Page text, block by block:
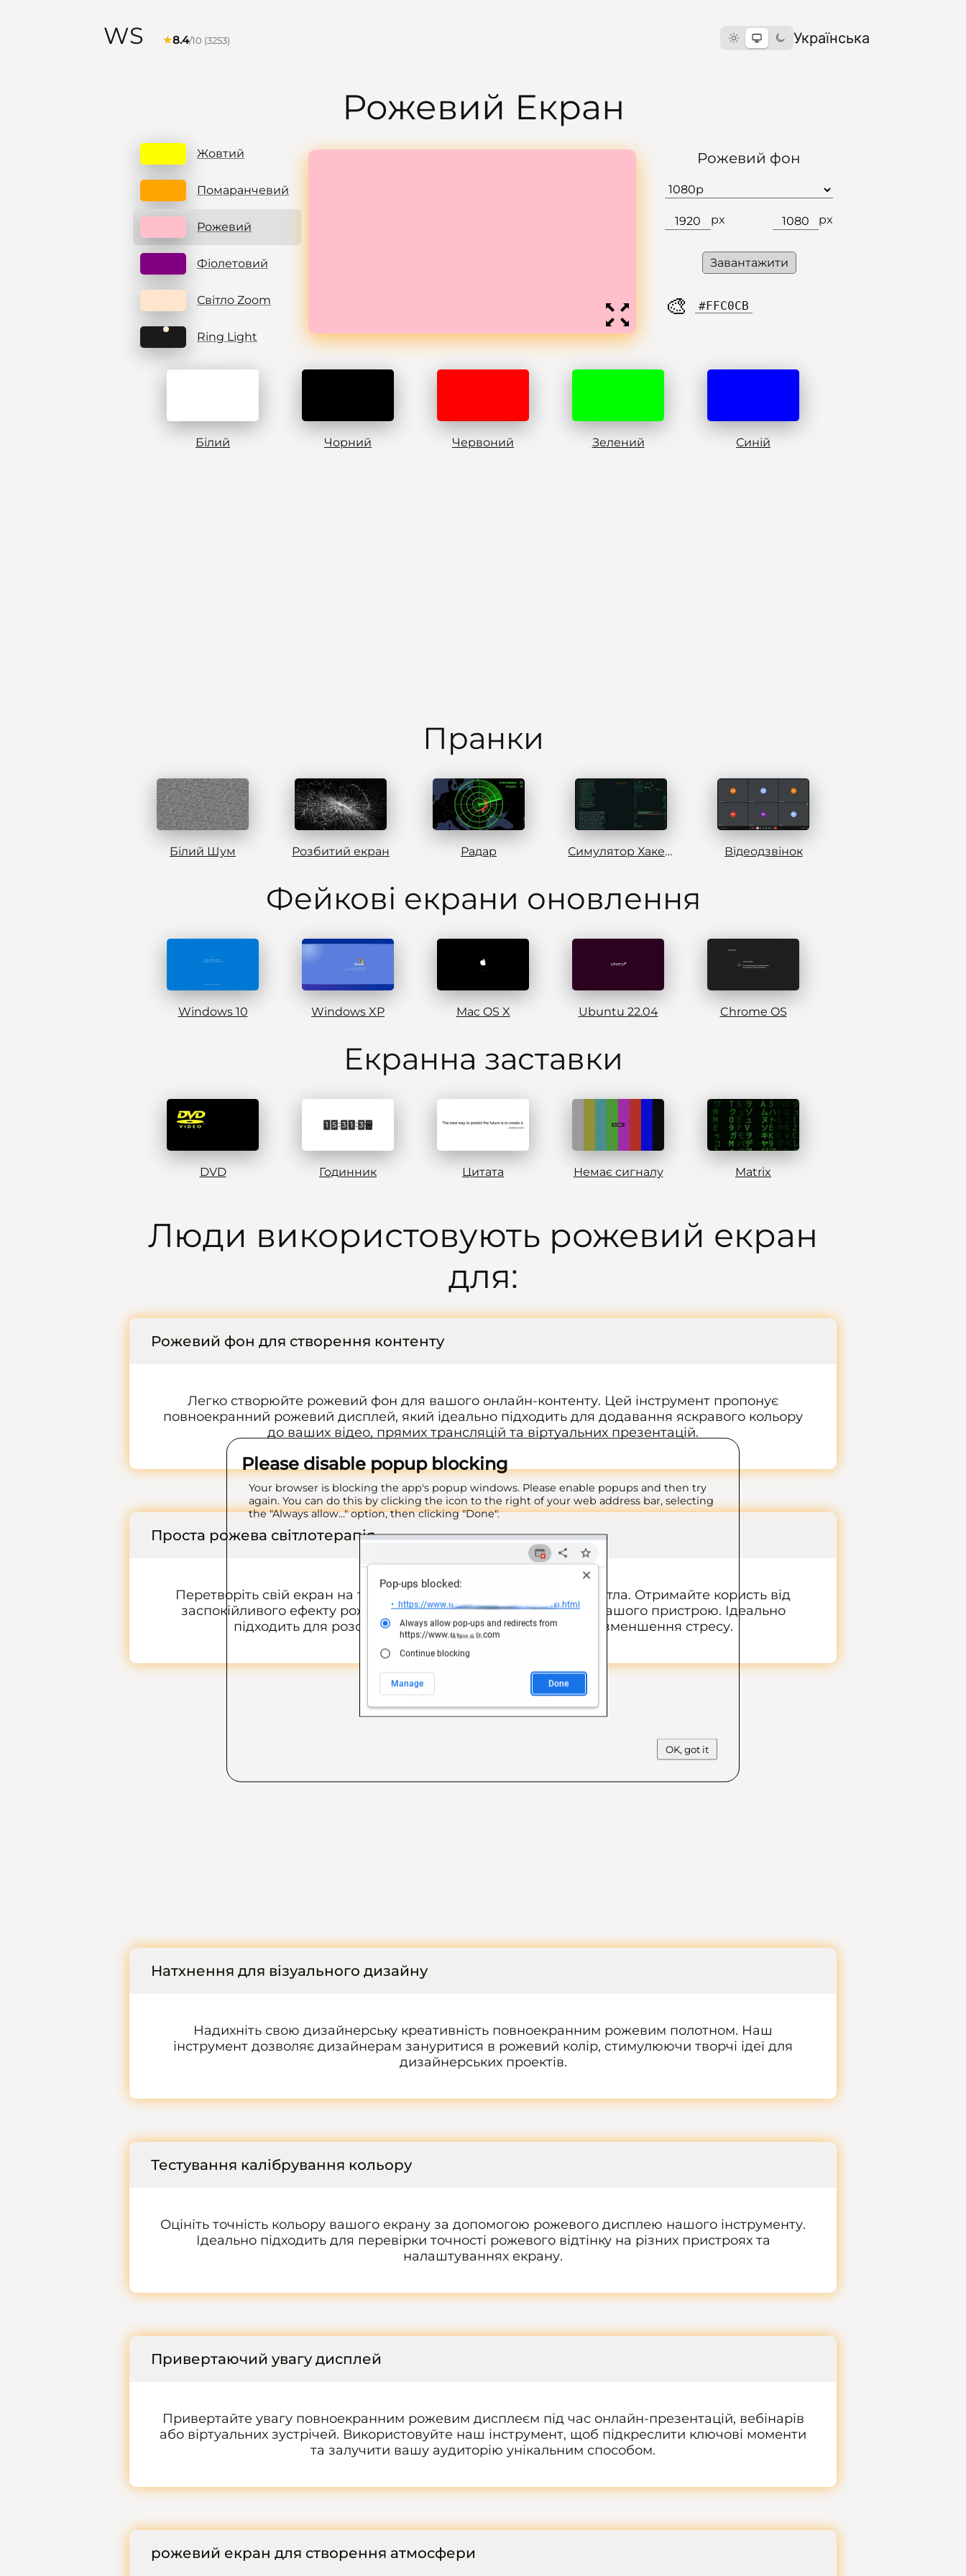
WS ★8.4/10 (3253) Українська
Рожевий Екран
Жовтий
Помаранчевий
Рожевий
Фіолетовий
Світло Zoom
Ring Light
Рожевий фон
px px
Завантажити
🎨
Білий Чорний Червоний Зелений Синій
Пранки
Білий Шум Розбитий екран Радар Симулятор Хакера Відеодзвінок
Фейкові екрани оновлення
Windows 10 Windows XP Mac OS X Ubuntu 22.04 Chrome OS
Eкранна заставки
DVD Годинник Цитата Немає сигналу Matrix
Люди використовують рожевий екран
для:
Рожевий фон для створення контенту
Легко створюйте рожевий фон для вашого онлайн-контенту. Цей інструмент пропонує
повноекранний рожевий дисплей, який ідеально підходить для додавання яскравого кольору
до ваших відео, прямих трансляцій та віртуальних презентацій.
Проста рожева світлотерапія
Перетворіть свій екран на терапевтичне джерело рожевого світла. Отримайте користь від
заспокійливого ефекту рожевої світлотерапії прямо з екрану вашого пристрою. Ідеально
підходить для розслаблення, покращення настрою та зменшення стресу.
Натхнення для візуального дизайну
Надихніть свою дизайнерську креативність повноекранним рожевим полотном. Наш
інструмент дозволяє дизайнерам зануритися в рожевий колір, стимулюючи творчі ідеї для
дизайнерських проектів.
Тестування калібрування кольору
Оцініть точність кольору вашого екрану за допомогою рожевого дисплею нашого інструменту.
Ідеально підходить для перевірки точності рожевого відтінку на різних пристроях та
налаштуваннях екрану.
Привертаючий увагу дисплей
Привертайте увагу повноекранним рожевим дисплеєм під час онлайн-презентацій, вебінарів
або віртуальних зустрічей. Використовуйте наш інструмент, щоб підкреслити ключові моменти
та залучити вашу аудиторію унікальним способом.
рожевий екран для створення атмосфери
Please disable popup blocking
Your browser is blocking the app's popup windows. Please enable popups and then try
again. You can do this by clicking the icon to the right of your web address bar, selecting
the "Always allow..." option, then clicking "Done".
OK, got it